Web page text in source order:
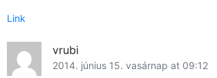
Link
vrubi
2014. június 15. vasárnap at 09:12